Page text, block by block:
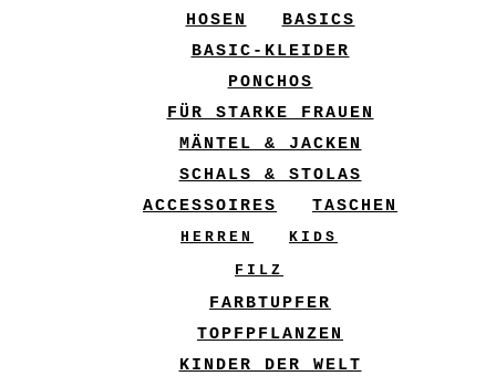
HOSEN
BASICS
BASIC-KLEIDER
PONCHOS
FÜR STARKE FRAUEN
MÄNTEL & JACKEN
SCHALS & STOLAS
ACCESSOIRES
TASCHEN
HERREN
KIDS
FILZ
FARBTUPFER
TOPFPFLANZEN
KINDER DER WELT